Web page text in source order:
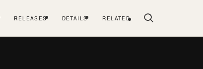
RELEASES DETAILS RELATED